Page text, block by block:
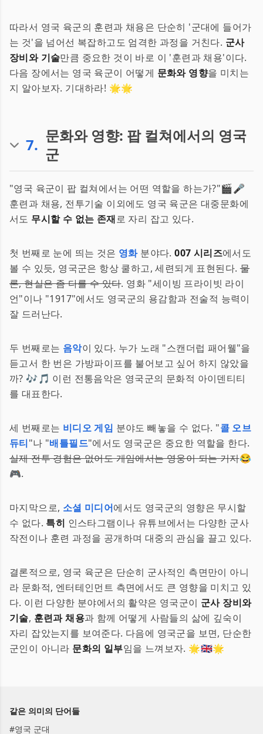
따라서 영국 육군의 훈련과 채용은 단순히 '군대에 들어가
는 것'을 넘어선 복잡하고도 엄격한 과정을 거친다. 군사
장비와 기술만큼 중요한 것이 바로 이 '훈련과 채용'이다.
다음 장에서는 영국 육군이 어떻게 문화와 영향을 미치는
지 알아보자. 기대하라! 🌟🌟
7. 문화와 영향: 팝 컬쳐에서의 영국
군
"영국 육군이 팝 컬쳐에서는 어떤 역할을 하는가?"🎬🎤
훈련과 채용, 전투기술 이외에도 영국 육군은 대중문화에
서도 무시할 수 없는 존재로 자리 잡고 있다.
첫 번째로 눈에 띄는 것은 영화분야다.007 시리즈에서도
볼 수 있듯, 영국군은 항상 쿨하고, 세련되게 표현된다.물
론, 현실은 좀 다를 수 있다. 영화 "세이빙 프라이빗 라이
언"이나 "1917"에서도 영국군의 용감함과 전술적 능력이
잘 드러난다.
두 번째로는 음악이 있다. 누가 노래 "스캔더럽 패어웰"을
듣고서 한 번은 가방파이프를 불어보고 싶어 하지 않았을
까? 🎶🎵 이런 전통음악은 영국군의 문화적 아이덴티티
를 대표한다.
세 번째로는 비디오 게임 분야도 빼놓을 수 없다. "콜 오브
듀티"나 "배틀필드"에서도 영국군은 중요한 역할을 한다.
실제 전투 경험은 없어도 게임에서는 영웅이 되는 거지😂
🎮.
마지막으로, 소셜 미디어에서도 영국군의 영향은 무시할
수 없다. 특히 인스타그램이나 유튜브에서는 다양한 군사
작전이나 훈련 과정을 공개하며 대중의 관심을 끌고 있다.
결론적으로, 영국 육군은 단순히 군사적인 측면만이 아니
라 문화적, 엔터테인먼트 측면에서도 큰 영향을 미치고 있
다. 이런 다양한 분야에서의 활약은 영국군이 군사 장비와
기술, 훈련과 채용과 함께 어떻게 사람들의 삶에 깊숙이
자리 잡았는지를 보여준다. 다음에 영국군을 보면, 단순한
군인이 아니라 문화의 일부임을 느껴보자. 🌟🇬🇧🌟
같은 의미의 단어들
#영국 군대